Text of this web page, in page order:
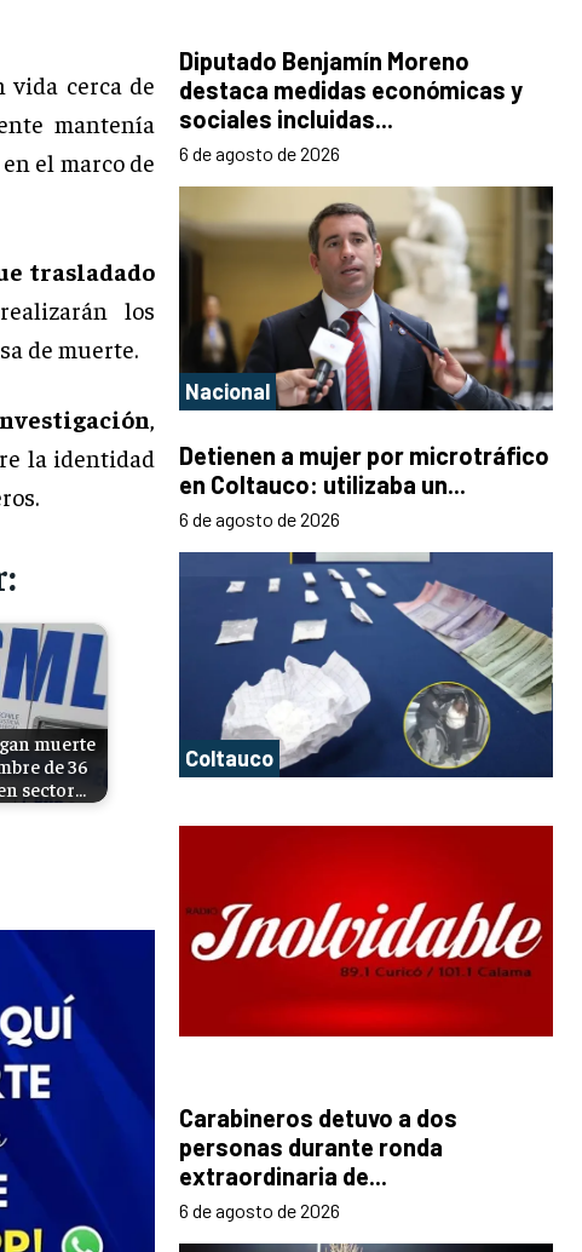
vida cerca de
mantenía
el marco de
trasladado
los
de muerte.
la identidad
muerte
de 36
sector…
Diputado Benjamín Moreno
destaca medidas económicas y
sociales incluidas...
6 de agosto de 2026
Nacional
Detienen a mujer por microtráfico
en Coltauco: utilizaba un...
6 de agosto de 2026
Coltauco
Carabineros detuvo a dos
personas durante ronda
extraordinaria de...
6 de agosto de 2026